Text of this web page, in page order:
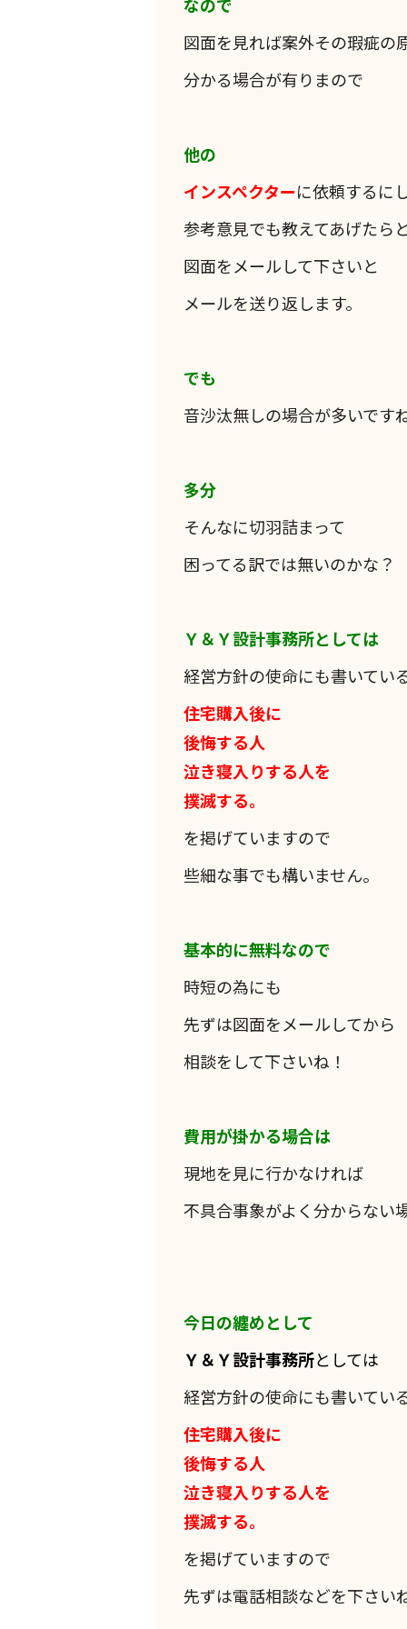
図面を見れば案外その瑕疵の
分かる場合が有りまので
他の
インスペクターに依頼するに
参考意見でも教えてあげたら
図面をメールして下さいと
メールを送り返します。
でも
音沙汰無しの場合が多いです
多分
そんなに切羽詰まって
困ってる訳では無いのかな？
Ｙ＆Ｙ設計事務所としては
経営方針の使命にも書いてい
住宅購入後に
後悔する人
泣き寝入りする人を
撲滅する。
を掲げていますので
些細な事でも構いません。
基本的に無料なので
時短の為にも
先ずは図面をメールしてから
相談をして下さいね！
費用が掛かる場合は
現地を見に行かなければ
不具合事象がよく分からない
今日の纏めとして
Ｙ＆Ｙ設計事務所としては
経営方針の使命にも書いてい
住宅購入後に
後悔する人
泣き寝入りする人を
撲滅する。
を掲げていますので
先ずは電話相談などを下さい